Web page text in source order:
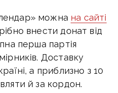
можна на сайті
внести донат від
перша партія
Доставку
а приблизно з 10
й за кордон.